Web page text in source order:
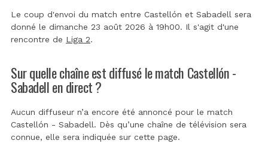
Le coup d'envoi du match entre Castellón et Sabadell sera
donné le dimanche 23 août 2026 à 19h00. Il s'agit d'une
rencontre de Liga 2.
Sur quelle chaîne est diffusé le match Castellón -
Sabadell en direct ?
Aucun diffuseur n’a encore été annoncé pour le match
Castellón - Sabadell. Dès qu’une chaîne de télévision sera
connue, elle sera indiquée sur cette page.